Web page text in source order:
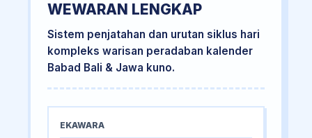
WEWARAN LENGKAP
Sistem penjatahan dan urutan siklus hari
kompleks warisan peradaban kalender
Babad Bali & Jawa kuno.
EKAWARA